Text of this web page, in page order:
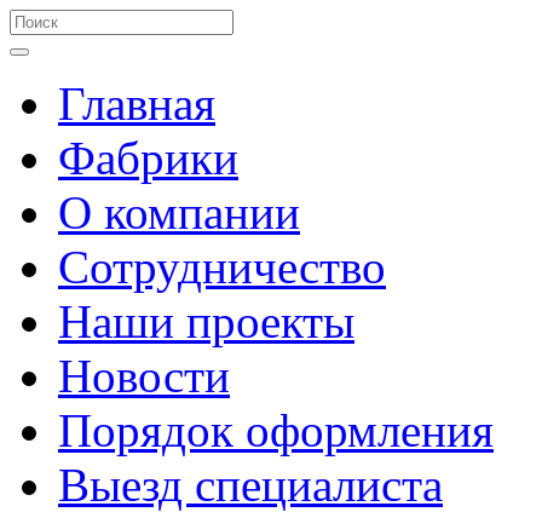
Главная
Фабрики
О компании
Сотрудничество
Наши проекты
Новости
Порядок оформления
Выезд специалиста